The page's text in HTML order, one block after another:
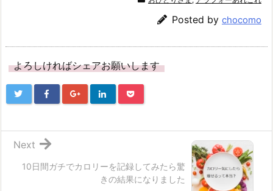
Posted by chocomo
よろしければシェアお願いします
10日間ガチでカロリーを記録してみたら驚
きの結果になりました
Next